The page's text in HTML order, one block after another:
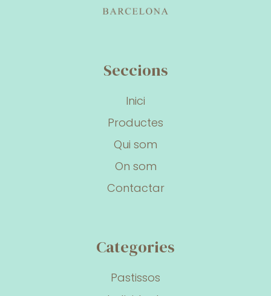
Seccions
Inici
Productes
Qui som
On som
Contactar
Categories
Pastissos